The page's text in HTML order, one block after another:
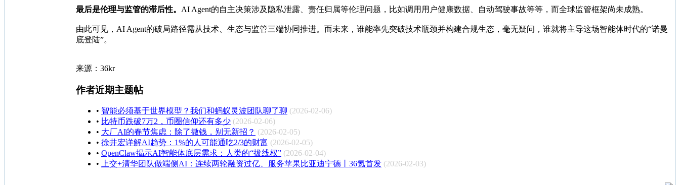
最后是伦理与监管的滞后性。 AI Agent的自主决策涉及隐私泄露、责任归属等伦理问题，比如调用用户健康数据、自动驾驶事故等等，而全球监管框架尚未成熟。
由此可见，AI Agent的破局路径需从技术、生态与监管三端协同推进。而未来，谁能率先突破技术瓶颈并构建合规生态，毫无疑问，谁就将主导这场智能体时代的“诺曼
底登陆”。
来源：36kr
作者近期主题帖
• 智能必须基于世界模型？我们和蚂蚁灵波团队聊了聊 (2026-02-06)
• 比特币跌破7万2，币圈信仰还有多少 (2026-02-06)
• 大厂AI的春节焦虑：除了撒钱，别无新招？ (2026-02-05)
• 徐井宏详解AI趋势：1%的人可能通吃2/3的财富 (2026-02-05)
• OpenClaw揭示AI智能体底层需求：人类的“拔线权” (2026-02-04)
•
上交+清华团队做端侧AI：连续两轮融资过亿、服务苹果比亚迪宁德丨36氪首发 (2026-02-03)